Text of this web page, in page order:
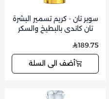
سوبر تان - كريم تسمير البشرة
تان كاندي بالبطيخ والسكر
189.75
أضف الى السلة